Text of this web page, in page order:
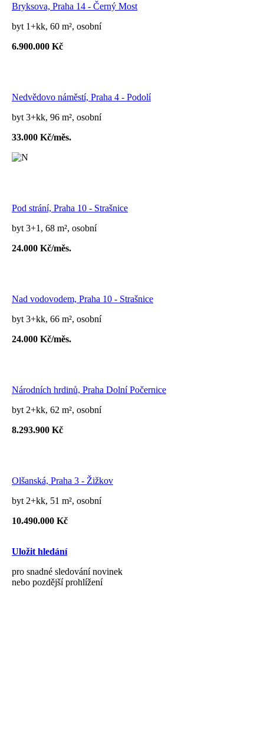
Bryksova, Praha 14 - Černý Most
byt 1+kk, 60 m², osobní
6.900.000 Kč
Nedvědovo náměstí, Praha 4 - Podolí
byt 3+kk, 96 m², osobní
33.000 Kč/měs.
Pod strání, Praha 10 - Strašnice
byt 3+1, 68 m², osobní
24.000 Kč/měs.
Nad vodovodem, Praha 10 - Strašnice
byt 3+kk, 66 m², osobní
24.000 Kč/měs.
Národních hrdinů, Praha Dolní Počernice
byt 2+kk, 62 m², osobní
8.293.900 Kč
Olšanská, Praha 3 - Žižkov
byt 2+kk, 51 m², osobní
10.490.000 Kč
Uložit hledání
pro snadné sledování novinek
nebo pozdější prohlížení